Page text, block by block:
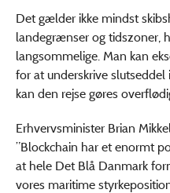
Det gælder ikke mindst
landegrænser og tidszoner,
langsommelige. Man kan
for at underskrive
kan den rejse gøres
Erhvervsminister Brian
”Blockchain har et enormt
at hele Det Blå Danmark
vores maritime